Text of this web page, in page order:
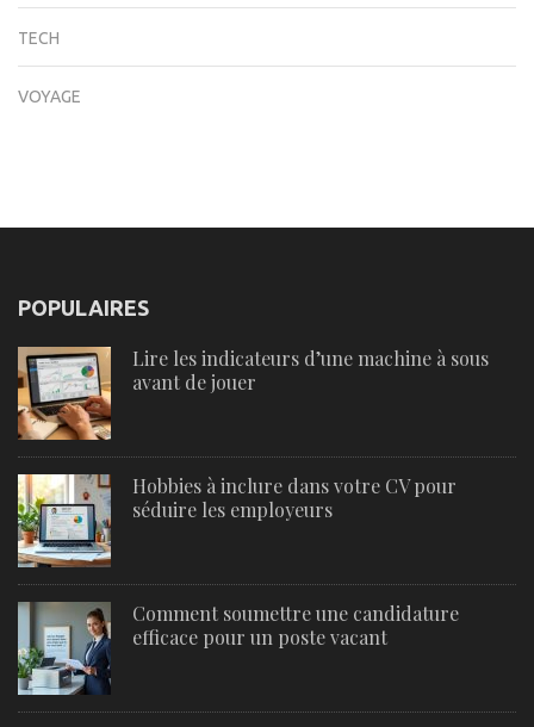
TECH
VOYAGE
POPULAIRES
Lire les indicateurs d’une machine à sous
avant de jouer
Hobbies à inclure dans votre CV pour
séduire les employeurs
Comment soumettre une candidature
efficace pour un poste vacant